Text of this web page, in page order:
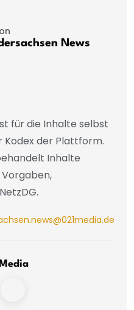
News
für die Inhalte selbst
Kodex der Plattform.
Inhalte